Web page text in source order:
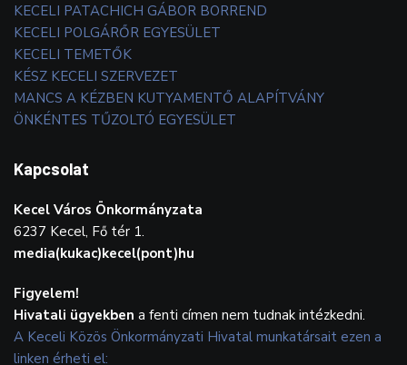
KECELI PATACHICH GÁBOR BORREND
KECELI POLGÁRŐR EGYESÜLET
KECELI TEMETŐK
KÉSZ KECELI SZERVEZET
MANCS A KÉZBEN KUTYAMENTŐ ALAPÍTVÁNY
ÖNKÉNTES TŰZOLTÓ EGYESÜLET
Kapcsolat
Kecel Város Önkormányzata
6237 Kecel, Fő tér 1.
media(kukac)kecel(pont)hu
Figyelem!
Hivatali ügyekben a fenti címen nem tudnak intézkedni.
A Keceli Közös Önkormányzati Hivatal munkatársait ezen a
linken érheti el: